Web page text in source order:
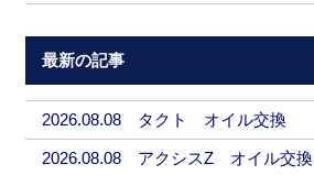
最新の記事
2026.08.08 タクト オイル交換
2026.08.08 アクシスZ オイル交換